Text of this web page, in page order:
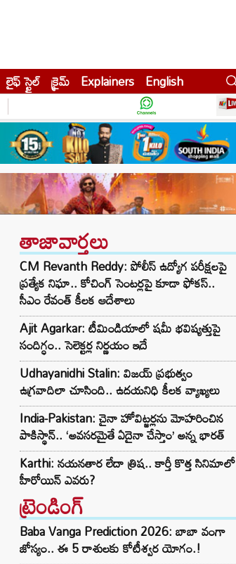
లైఫ్ స్టైల్ క్రైమ్ Explainers English
తాజావార్తలు
CM Revanth Reddy: పోలీస్ ఉద్యోగ పరీక్షలపై
ప్రత్యేక నిఘా.. కోచింగ్ సెంటర్లపై కూడా ఫోకస్..
సీఎం రేవంత్ కీలక ఆదేశాలు
Ajit Agarkar: టీమిండియాలో షమీ భవిష్యత్తుపై
సందిగ్ధం.. సెలెక్టర్ల నిర్ణయం ఇదే
Udhayanidhi Stalin: విజయ్ ప్రభుత్వం
ఉగ్రవాదిలా చూసింది.. ఉదయనిధి కీలక వ్యాఖ్యలు
India-Pakistan: చైనా హోవిట్జర్లను మోహరించిన
పాకిస్థాన్.. ‘అవసరమైతే ఏదైనా చేస్తాం’ అన్న భారత్
Karthi: నయనతార లేదా త్రిష.. కార్తీ కొత్త సినిమాలో
హీరోయిన్ ఎవరు?
ట్రెండింగ్‌
Baba Vanga Prediction 2026: బాబా వంగా
జోస్యం.. ఈ 5 రాశులకు కోటీశ్వర యోగం.!